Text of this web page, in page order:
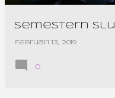
Semestern
februari 13, 2019
0